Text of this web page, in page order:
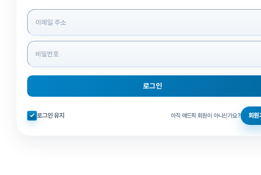
로그인 정보 입력
로그인
자동로그인 체크
로그인 유지 아직 애드픽 회원이 아니신가요? 회원